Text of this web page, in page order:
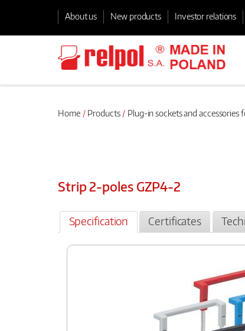
About us New products Investor relations
Home Products Plug-in sockets and accessories
Strip 2-poles GZP4-2
Specification Certificates